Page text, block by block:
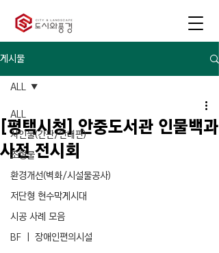
게시물
ALL
사인물(간판/안내판)
조형물
환경개선(벽화/시설물공사)
저단형 현수막게시대
시공 사례 모음
BF ㅣ 장애인편의시설
ALL
[평택시청] 안중도서관 인물백과
사전 전시회